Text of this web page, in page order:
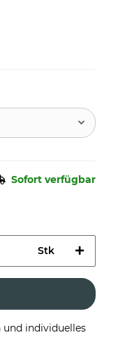
Sofort verfügbar
Stk
und individuelles